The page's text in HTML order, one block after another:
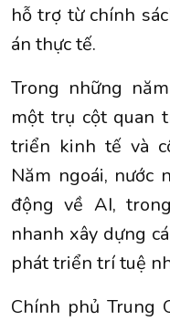
hỗ trợ từ chính
án thực tế.
Trong những
một trụ cột quan
triển kinh tế và
Năm ngoái, nước
động về AI,
nhanh xây dựng
phát triển trí tuệ
Chính phủ Trung